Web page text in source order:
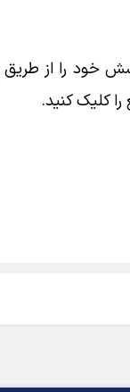
خود را از طریق
را کلیک کنید.